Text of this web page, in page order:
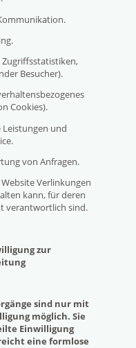
Zugriffsstatistiken,
Besucher).
Cookies).
und
von Anfragen.
Verlinkungen
kann, für deren
verantwortlich sind.
zur
sind nur mit
möglich. Sie
Einwilligung
eine formlose